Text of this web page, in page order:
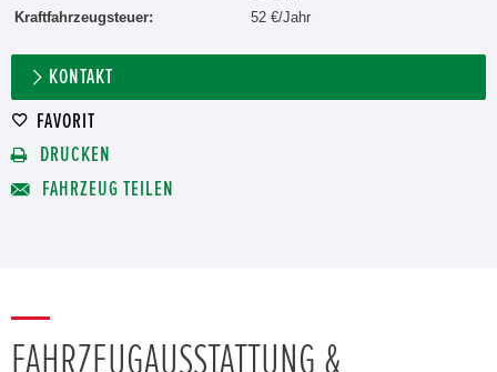
Kraftfahrzeugsteuer:
52 €/Jahr
KONTAKT
FAVORIT
DRUCKEN
FAHRZEUG TEILEN
FAHRZEUGAUSSTATTUNG &